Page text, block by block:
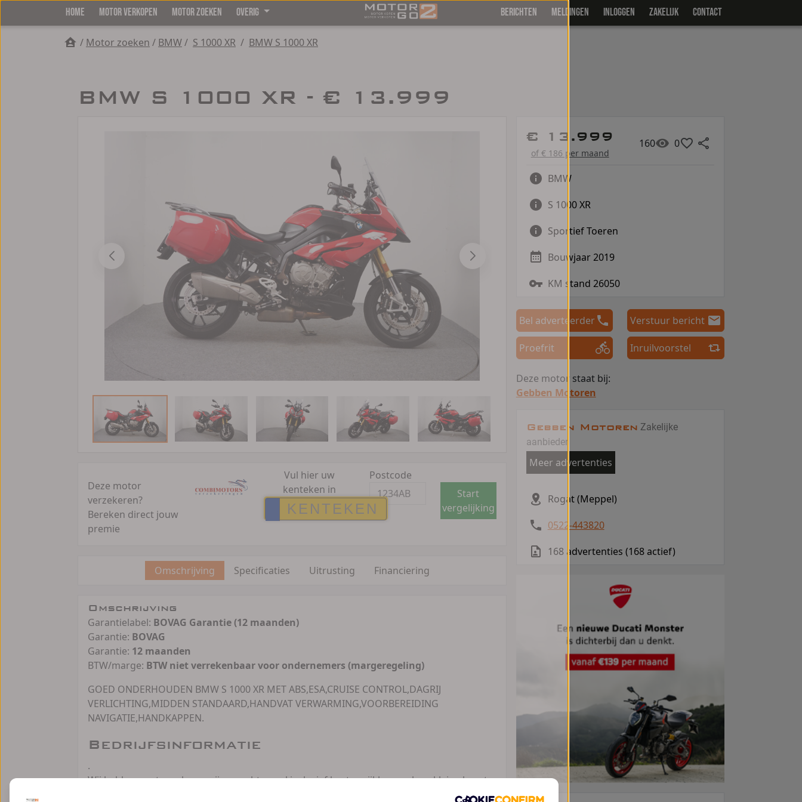
HOME MOTOR VERKOPEN MOTOR ZOEKEN OVERIG BERICHTEN MELDINGEN INLOGGEN ZAKELIJK CONTACT
/ Motor zoeken / BMW/ S 1000 XR / BMW S 1000 XR
BMW S 1000 XR - € 13.999
Deze motor
verzekeren?
Bereken direct jouw
premie
Vul hier uw
kenteken in
Postcode
Start
vergelijking
Omschrijving Specificaties Uitrusting Financiering
Omschrijving
Garantielabel: BOVAG Garantie (12 maanden)
Garantie: BOVAG
Garantie: 12 maanden
BTW/marge: BTW niet verrekenbaar voor ondernemers (margeregeling)
GOED ONDERHOUDEN BMW S 1000 XR MET ABS,ESA,CRUISE CONTROL,DAGRIJ
VERLICHTING,MIDDEN STANDAARD,HANDVAT VERWARMING,VOORBEREIDING
NAVIGATIE,HANDKAPPEN.
Bedrijfsinformatie
.
Wij hebben vaste verkoopprijzen, echter wel inclusief kosten rijklaar maken, kleine beurt,
12 maanden volledige BOVAG garantie (Indien van toepassing), tenaamstellingskosten,
€ 13.999
of € 186 per maand
160 0
BMW
S 1000 XR
Sportief Toeren
Bouwjaar 2019
KM stand 26050
Bel adverteerder Verstuur bericht
Proefrit Inruilvoorstel
Deze motor staat bij:
Gebben Motoren
Gebben Motoren Zakelijke
aanbieder
Meer advertenties
Rogat (Meppel)
0522-443820
168 advertenties (168 actief)